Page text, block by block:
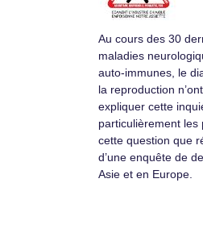
Au cours des 30
maladies
auto-immunes, le
la reproduction
expliquer cette
particulièrement
cette question que
d’une enquête de
Asie et en Europe.